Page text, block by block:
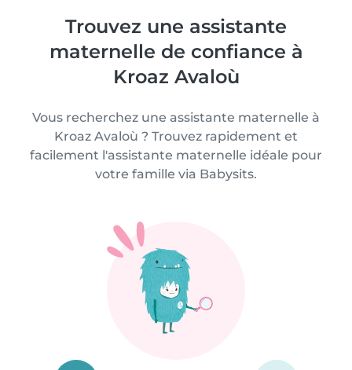
Trouvez une assistante
maternelle de confiance à
Kroaz Avaloù
Vous recherchez une assistante maternelle à
Kroaz Avaloù ? Trouvez rapidement et
facilement l'assistante maternelle idéale pour
votre famille via Babysits.